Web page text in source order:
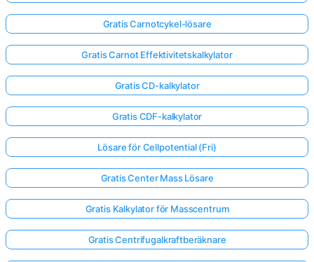
Gratis Carnotcykel-lösare
Gratis Carnot Effektivitetskalkylator
Gratis CD-kalkylator
Gratis CDF-kalkylator
Lösare för Cellpotential (Fri)
Gratis Center Mass Lösare
Gratis Kalkylator för Masscentrum
Gratis Centrifugalkraftberäknare